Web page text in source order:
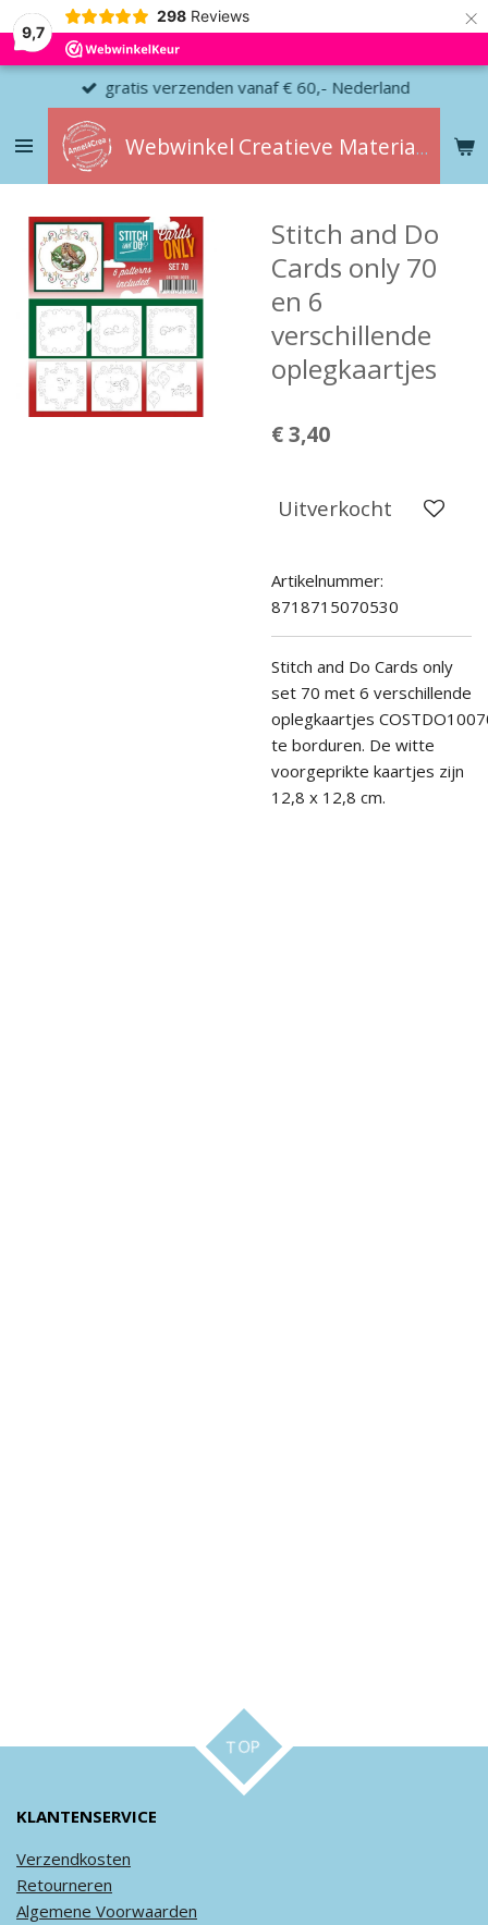
9,7
298 Reviews ×
Webwinkel Creatieve Materialen
gratis verzenden vanaf € 60,- Nederland
Stitch and Do
Cards only 70
en 6
verschillende
oplegkaartjes
€ 3,40
Uitverkocht
Artikelnummer:
8718715070530
Stitch and Do Cards only
set 70 met 6 verschillende
oplegkaartjes
te borduren. De witte
voorgeprikte kaartjes zijn
12,8 x 12,8 cm.
TOP
KLANTENSERVICE
Verzendkosten
Retourneren
Algemene Voorwaarden